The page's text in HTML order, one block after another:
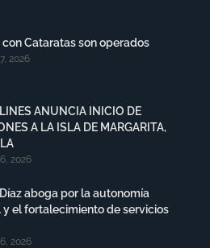
con Cataratas son operados
2026
ANUNCIA INICIO DE
A LA ISLA DE MARGARITA,
2026
aboga por la autonomía
el fortalecimiento de servicios
2026